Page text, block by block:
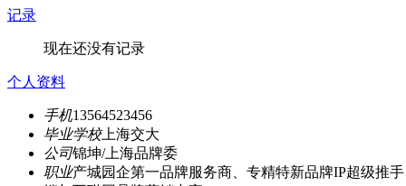
记录
现在还没有记录
个人资料
手机13564523456
毕业学校上海交大
公司锦坤/上海品牌委
职业产城园企第一品牌服务商、专精特新品牌IP超级推